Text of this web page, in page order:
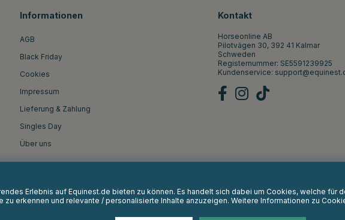
Informationen
AGB
Black Friday
Cookies
Impressum
Lieferung & Zahlung
Singles Day
Über uns
Kontakt
Horseonline AB
Pilotvägen 30, 392 41 Kalmar
Schweden
Registernummer: SE5591239925
Kundenservice:
Erlebnis auf Equinest.de bieten zu können. Es handelt sich dabei um Cookies, welche
zu erkennen und relevante / personalisierte Inhalte anzuzeigen. Weitere Informationen zu